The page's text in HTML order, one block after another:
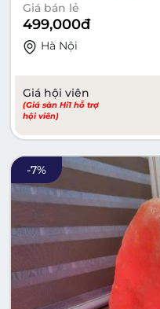
Giá bán lẻ
499,000đ
Hà Nội
Giá hội viên
(Giá sàn Hi1 hỗ trợ
hội viên)
-7%